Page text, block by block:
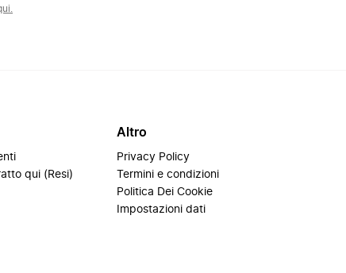
qui (Resi)
Altro
Privacy Policy
Termini e condizioni
Politica Dei Cookie
Impostazioni dati